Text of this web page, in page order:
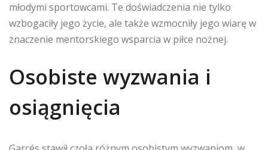
młodymi sportowcami. Te doświadczenia nie tylko
wzbogaciły jego życie, ale także wzmocniły jego wiarę w
znaczenie mentorskiego wsparcia w piłce nożnej.
Osobiste wyzwania i
osiągnięcia